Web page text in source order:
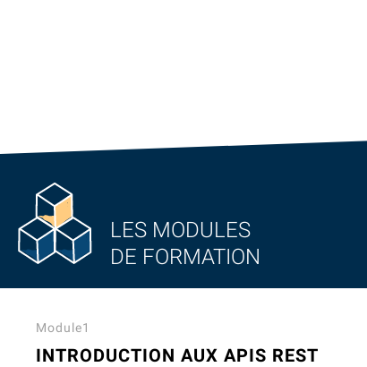
LES MODULES
DE FORMATION
Module1
INTRODUCTION AUX APIS REST